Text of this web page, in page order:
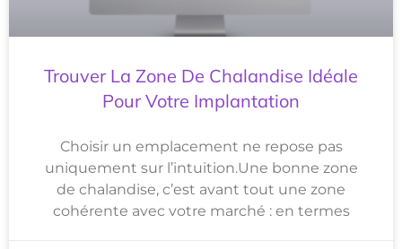
Trouver La Zone De Chalandise Idéale
Pour Votre Implantation
Choisir un emplacement ne repose pas
uniquement sur l’intuition.Une bonne zone
de chalandise, c’est avant tout une zone
cohérente avec votre marché : en termes